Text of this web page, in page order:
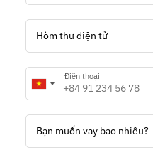
Hòm thư điện tử
Điện thoại
Bạn muốn vay bao nhiêu?